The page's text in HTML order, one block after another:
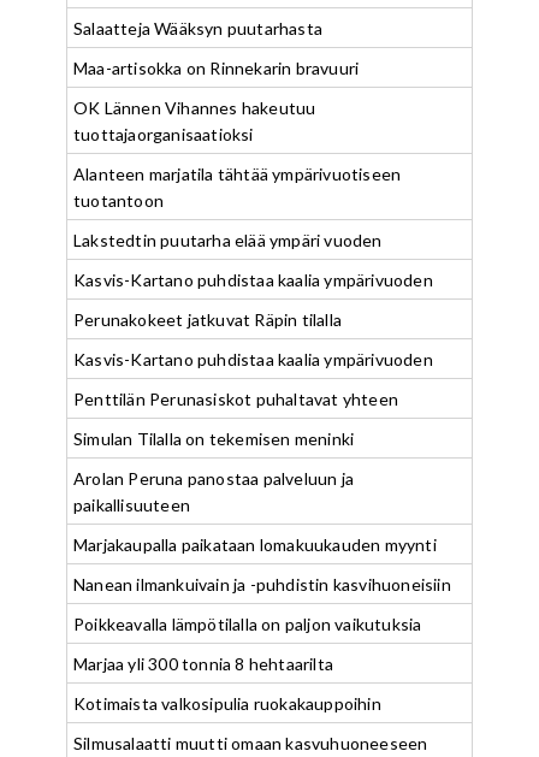
Salaatteja Wääksyn puutarhasta
Maa-artisokka on Rinnekarin bravuuri
OK Lännen Vihannes hakeutuu
tuottajaorganisaatioksi
Alanteen marjatila tähtää ympärivuotiseen
tuotantoon
Lakstedtin puutarha elää ympäri vuoden
Kasvis-Kartano puhdistaa kaalia ympärivuoden
Perunakokeet jatkuvat Räpin tilalla
Kasvis-Kartano puhdistaa kaalia ympärivuoden
Penttilän Perunasiskot puhaltavat yhteen
Simulan Tilalla on tekemisen meninki
Arolan Peruna panostaa palveluun ja
paikallisuuteen
Marjakaupalla paikataan lomakuukauden myynti
Nanean ilmankuivain ja -puhdistin kasvihuoneisiin
Poikkeavalla lämpötilalla on paljon vaikutuksia
Marjaa yli 300 tonnia 8 hehtaarilta
Kotimaista valkosipulia ruokakauppoihin
Silmusalaatti muutti omaan kasvuhuoneeseen